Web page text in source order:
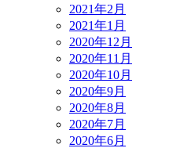
2021年2月
2021年1月
2020年12月
2020年11月
2020年10月
2020年9月
2020年8月
2020年7月
2020年6月